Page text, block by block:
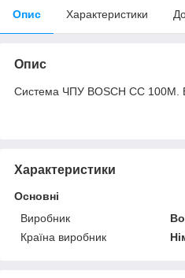
Опис Характеристики
Опис
Система ЧПУ BOSCH CC 100M.
Характеристики
Основні
Виробник
Країна виробник